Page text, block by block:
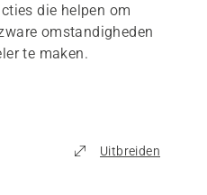
die helpen om
omstandigheden
te maken.
Uitbreiden